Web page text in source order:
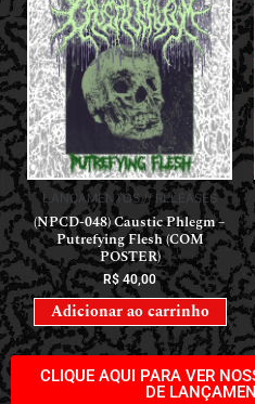
LANÇAMENTOS // RELEASES
(NPCD-048) Caustic Phlegm –
Putrefying Flesh (COM
POSTER)
R$ 40,00
Adicionar ao carrinho
CLIQUE AQUI PARA VER
DE